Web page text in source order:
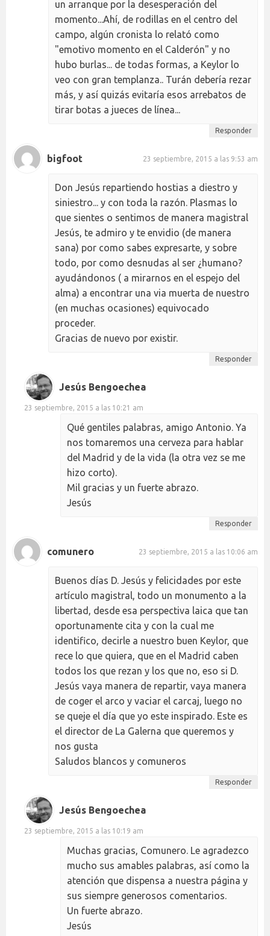
un arranque por la desesperación del
momento...Ahí, de rodillas en el centro del
campo, algún cronista lo relató como
"emotivo momento en el Calderón" y no
hubo burlas... de todas formas, a Keylor lo
veo con gran templanza.. Turán debería rezar
más, y así quizás evitaría esos arrebatos de
tirar botas a jueces de línea...
Responder
bigfoot 23 septiembre, 2015 a las 9:53 am
Don Jesús repartiendo hostias a diestro y
siniestro... y con toda la razón. Plasmas lo
que sientes o sentimos de manera magistral
Jesús, te admiro y te envidio (de manera
sana) por como sabes expresarte, y sobre
todo, por como desnudas al ser ¿humano?
ayudándonos ( a mirarnos en el espejo del
alma) a encontrar una via muerta de nuestro
(en muchas ocasiones) equivocado
proceder.
Gracias de nuevo por existir.
Responder
Jesús Bengoechea
23 septiembre, 2015 a las 10:21 am
Qué gentiles palabras, amigo Antonio. Ya
nos tomaremos una cerveza para hablar
del Madrid y de la vida (la otra vez se me
hizo corto).
Mil gracias y un fuerte abrazo.
Jesús
Responder
comunero 23 septiembre, 2015 a las 10:06 am
Buenos días D. Jesús y felicidades por este
artículo magistral, todo un monumento a la
libertad, desde esa perspectiva laica que tan
oportunamente cita y con la cual me
identifico, decirle a nuestro buen Keylor, que
rece lo que quiera, que en el Madrid caben
todos los que rezan y los que no, eso si D.
Jesús vaya manera de repartir, vaya manera
de coger el arco y vaciar el carcaj, luego no
se queje el día que yo este inspirado. Este es
el director de La Galerna que queremos y
nos gusta
Saludos blancos y comuneros
Responder
Jesús Bengoechea
23 septiembre, 2015 a las 10:19 am
Muchas gracias, Comunero. Le agradezco
mucho sus amables palabras, así como la
atención que dispensa a nuestra página y
sus siempre generosos comentarios.
Un fuerte abrazo.
Jesús